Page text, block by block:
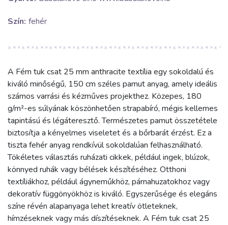
Szín: fehér
A Fém tuk csat 25 mm anthracite textília egy sokoldalú és
kiváló minőségű, 150 cm széles pamut anyag, amely ideális
számos varrási és kézműves projekthez. Közepes, 180
g/m²-es súlyának köszönhetően strapabíró, mégis kellemes
tapintású és légáteresztő. Természetes pamut összetétele
biztosítja a kényelmes viseletet és a bőrbarát érzést. Ez a
tiszta fehér anyag rendkívül sokoldalúan felhasználható.
Tökéletes választás ruházati cikkek, például ingek, blúzok,
könnyed ruhák vagy bélések készítéséhez. Otthoni
textíliákhoz, például ágyneműkhöz, párnahuzatokhoz vagy
dekoratív függönyökhöz is kiváló. Egyszerűsége és elegáns
színe révén alapanyaga lehet kreatív ötleteknek,
hímzéseknek vagy más díszítéseknek. A Fém tuk csat 25